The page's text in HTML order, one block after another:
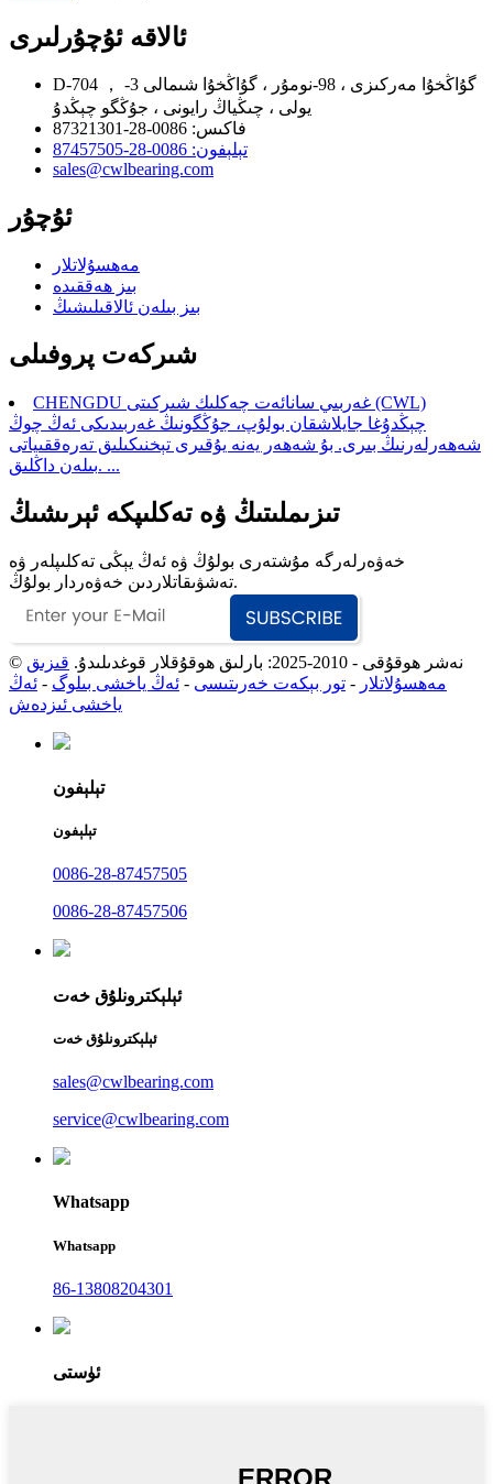
ئالاقە ئۇچۇرلىرى
D-704 ， گۇاڭخۇا مەركىزى ، 98-نومۇر ، گۇاڭخۇا شىمالى 3-
يولى ، چىڭياڭ رايونى ، جۇڭگو چېڭدۇ
فاكىس: 0086-28-87321301
تېلېفون: 0086-28-87457505
sales@cwlbearing.com
ئۇچۇر
مەھسۇلاتلار
بىز ھەققىدە
بىز بىلەن ئالاقىلىشىڭ
شىركەت پروفىلى
CHENGDU غەربىي سانائەت چەكلىك شىركىتى (CWL)
چېڭدۇغا جايلاشقان بولۇپ، جۇڭگونىڭ غەربىدىكى ئەڭ چوڭ
شەھەرلەرنىڭ بىرى. بۇ شەھەر يەنە يۇقىرى تېخنىكىلىق تەرەققىياتى
بىلەن داڭلىق. ...
تىزىملىتىڭ ۋە تەكلىپكە ئېرىشىڭ
خەۋەرلەرگە مۇشتەرى بولۇڭ ۋە ئەڭ يېڭى تەكلىپلەر ۋە
تەشۋىقاتلاردىن خەۋەردار بولۇڭ.
© نەشر ھوقۇقى - 2010-2025: بارلىق ھوقۇقلار قوغدىلىدۇ.
قىزىق
مەھسۇلاتلار - تور بېكەت خەرىتىسى - ئەڭ ياخشى بىلوگ - ئەڭ
ياخشى ئىزدەش
تېلېفون
تېلېفون
0086-28-87457505
0086-28-87457506
ئېلېكترونلۇق خەت
ئېلېكترونلۇق خەت
sales@cwlbearing.com
service@cwlbearing.com
Whatsapp
Whatsapp
86-13808204301
ئۈستى